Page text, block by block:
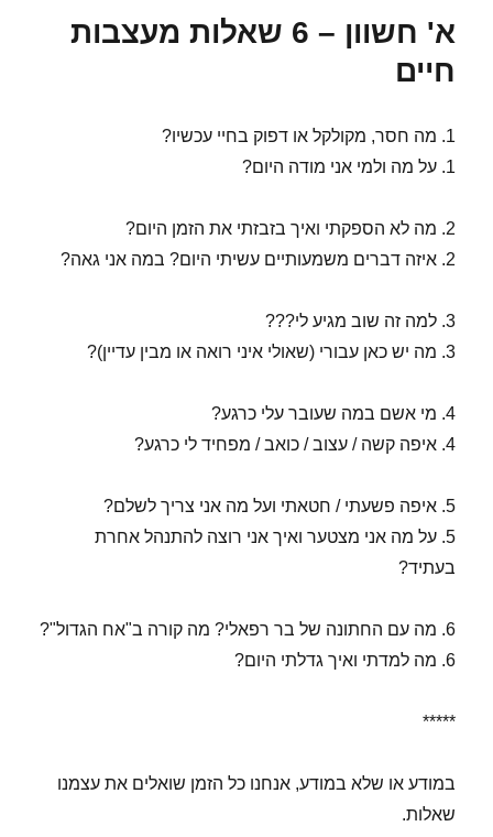
א' חשוון – 6 שאלות מעצבות
חיים
1. מה חסר, מקולקל או דפוק בחיי עכשיו?
1. על מה ולמי אני מודה היום?
2. מה לא הספקתי ואיך בזבזתי את הזמן היום?
2. איזה דברים משמעותיים עשיתי היום? במה אני גאה?
3. למה זה שוב מגיע לי???
3. מה יש כאן עבורי (שאולי איני רואה או מבין עדיין)?
4. מי אשם במה שעובר עלי כרגע?
4. איפה קשה / עצוב / כואב / מפחיד לי כרגע?
5. איפה פשעתי / חטאתי ועל מה אני צריך לשלם?
5. על מה אני מצטער ואיך אני רוצה להתנהל אחרת
בעתיד?
6. מה עם החתונה של בר רפאלי? מה קורה ב"אח הגדול"?
6. מה למדתי ואיך גדלתי היום?
*****
במודע או שלא במודע, אנחנו כל הזמן שואלים את עצמנו
שאלות.